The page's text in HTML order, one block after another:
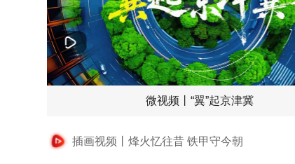
微视频丨“翼”起京津冀
插画视频丨烽火忆往昔 铁甲守今朝